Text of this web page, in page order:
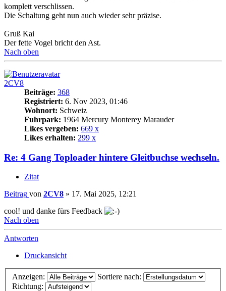
komplett verschlissen.
Die Schaltung geht nun auch wieder sehr präzise.
Gruß Kai
Der fette Vogel bricht den Ast.
Nach oben
2CV8
Beiträge: 368
Registriert: 6. Nov 2023, 01:46
Wohnort: Schweiz
Fuhrpark: 1964 Mercury Monterey Marauder
Likes vergeben: 669 x
Likes erhalten: 299 x
Re: 4 Gang Toploader hintere Gleitbuchse wechseln.
Zitat
Beitrag von 2CV8 » 17. Mai 2025, 12:21
cool! und danke fürs Feedback
Nach oben
Antworten
Druckansicht
Anzeigen:
Sortiere nach:
Richtung: